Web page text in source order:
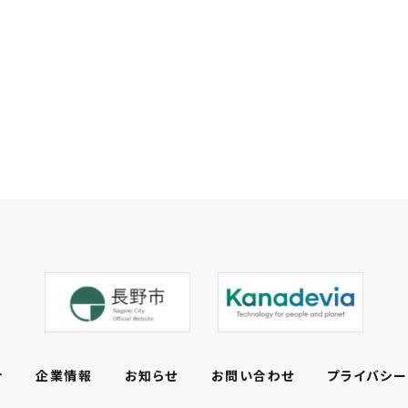
企業情報 お知らせ お問い合わせ プライバシ